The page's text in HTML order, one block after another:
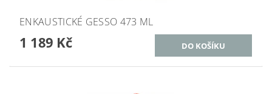
ENKAUSTICKÉ GESSO 473 ML
1 189 Kč